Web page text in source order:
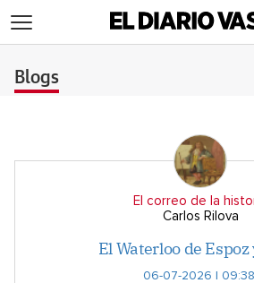
Blogs
El correo de la
Carlos Rilova
El Waterloo de
06-07-2026 | 09:38